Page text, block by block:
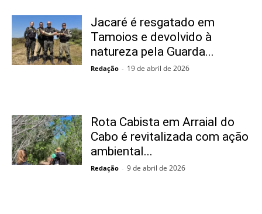
Jacaré é resgatado em
Tamoios e devolvido à
natureza pela Guarda...
Redação - 19 de abril de 2026
Rota Cabista em Arraial do
Cabo é revitalizada com ação
ambiental...
Redação - 9 de abril de 2026